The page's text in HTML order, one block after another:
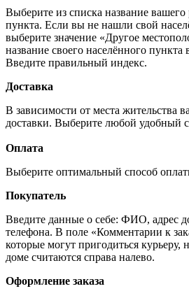
Выберите из списка название вашего
пункта. Если вы не нашли свой
выберите значение «Другое
название своего населённого пункта
Введите правильный индекс.
Доставка
В зависимости от места жительства
доставки. Выберите любой удобный
Оплата
Выберите оптимальный способ
Покупатель
Введите данные о себе: ФИО, адрес
телефона. В поле «Комментарии к
которые могут пригодиться курьеру,
доме считаются справа налево.
Оформление заказа